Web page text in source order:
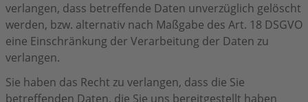
verlangen, dass betreffende Daten unverzüglich gelöscht
werden, bzw. alternativ nach Maßgabe des Art. 18 DSGVO
eine Einschränkung der Verarbeitung der Daten zu
verlangen.
Sie haben das Recht zu verlangen, dass die Sie
betreffenden Daten, die Sie uns bereitgestellt haben